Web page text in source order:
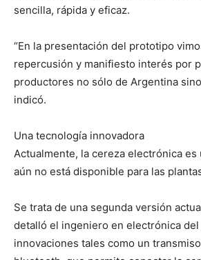
sencilla, rápida y eficaz.
“En la presentación del prototipo
repercusión y manifiesto interés por
productores no sólo de Argentina
indicó.
Una tecnología innovadora
Actualmente, la cereza electrónica
aún no está disponible para las
Se trata de una segunda versión
detalló el ingeniero en electrónica del
innovaciones tales como un